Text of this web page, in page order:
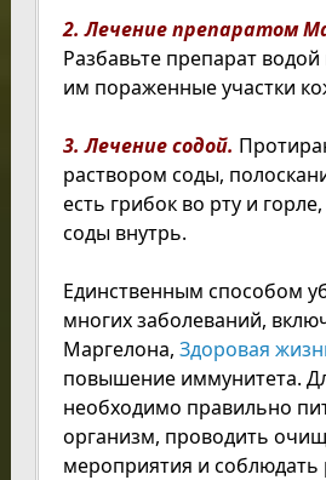
2. Лечение препаратом
Разбавьте препарат
им пораженные участки
3. Лечение содой.
раствором соды,
есть грибок во рту и
соды внутрь.
Единственным способом
многих заболеваний,
Маргелона, Здоровая
повышение иммунитета.
необходимо правильно
организм, проводить
мероприятия и соблюдать